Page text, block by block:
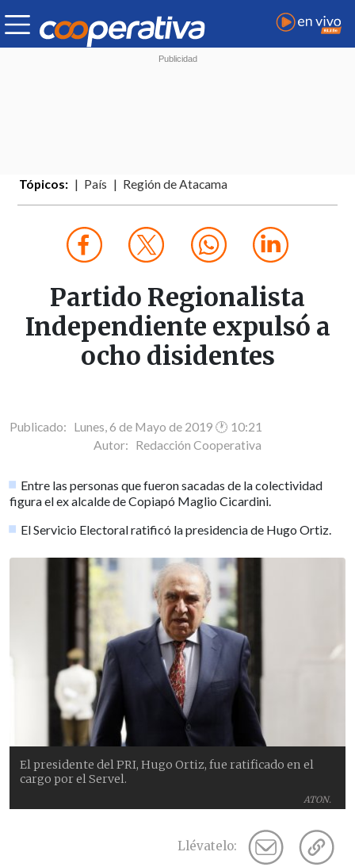
Tópicos: País Región de Atacama
Partido Regionalista
Independiente expulsó a
ocho disidentes
Publicado: Lunes, 6 de Mayo de 2019 🕐 10:21
Autor: Redacción Cooperativa
Entre las personas que fueron sacadas de la colectividad
figura el ex alcalde de Copiapó Maglio Cicardini.
El Servicio Electoral ratificó la presidencia de Hugo Ortiz.
ATON.
El presidente del PRI, Hugo Ortiz, fue ratificado en el
cargo por el Servel.
Llévatelo: